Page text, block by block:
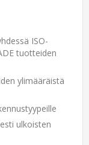
ISO-
tuotteiden
ylimääräistä
ulkoisten